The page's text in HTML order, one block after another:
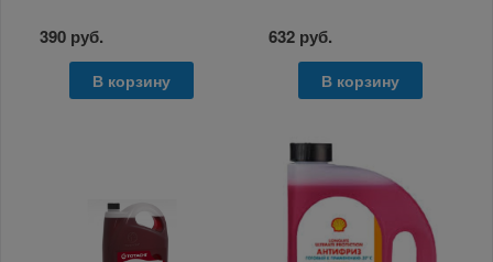
390 руб.
В корзину
632 руб.
В корзину